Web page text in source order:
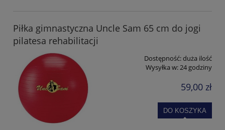
Piłka gimnastyczna Uncle Sam 65 cm do jogi
pilatesa rehabilitacji
Dostępność:duża ilość
Wysyłka w:24 godziny
59,00 zł
DO KOSZYKA